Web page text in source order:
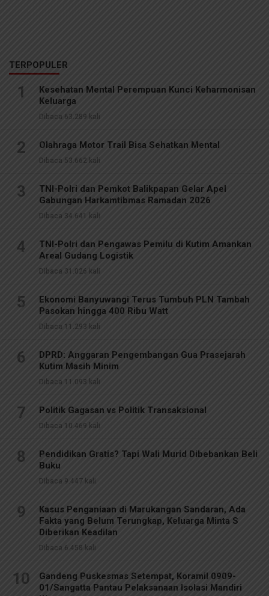
TERPOPULER
1
Kesehatan Mental Perempuan Kunci Keharmonisan
Keluarga
Dibaca 63.289 kali
2 Olahraga Motor Trail Bisa Sehatkan Mental
Dibaca 53.662 kali
3
TNI-Polri dan Pemkot Balikpapan Gelar Apel
Gabungan Harkamtibmas Ramadan 2026
Dibaca 34.641 kali
4
TNI-Polri dan Pengawas Pemilu di Kutim Amankan
Areal Gudang Logistik
Dibaca 31.026 kali
5
Ekonomi Banyuwangi Terus Tumbuh PLN Tambah
Pasokan hingga 400 Ribu Watt
Dibaca 11.293 kali
6
DPRD: Anggaran Pengembangan Gua Prasejarah
Kutim Masih Minim
Dibaca 11.093 kali
7 Politik Gagasan vs Politik Transaksional
Dibaca 10.469 kali
8
Pendidikan Gratis? Tapi Wali Murid Dibebankan Beli
Buku
Dibaca 9.447 kali
9
Kasus Penganiaan di Marukangan Sandaran, Ada
Fakta yang Belum Terungkap, Keluarga Minta S
Diberikan Keadilan
Dibaca 6.458 kali
10
Gandeng Puskesmas Setempat, Koramil 0909-
01/Sangatta Pantau Pelaksanaan Isolasi Mandiri